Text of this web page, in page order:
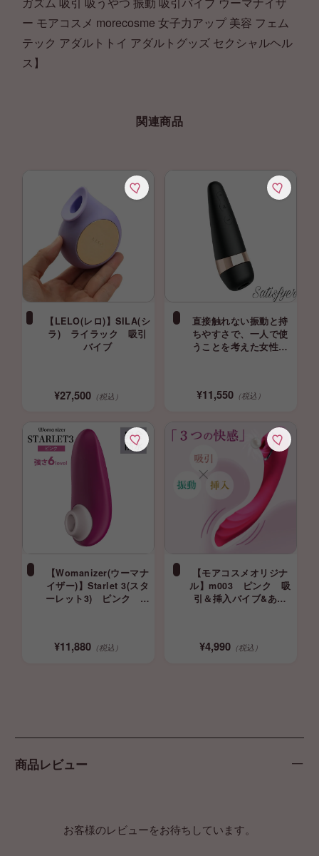
ー モアコスメ morecosme 女子力アップ 美容 フェム
テック アダルトトイ アダルトグッズ セクシャルヘル
ス】
関連商品
【LELO(レロ)】SILA(シ
ラ) ライラック 吸引
バイブ
¥27,500（税込）
直接触れない振動と持
ちやすさで、一人で使
うことを考えた女性専
ルフプレジャー 完全防
¥11,550 （税込）
【Womanizer(ウーマナ
イザー)】Starlet 3(スタ
ーレット3) ピンク 吸
¥11,880（税込）
【モアコスメオリジナ
ル】m003 ピンク 吸
引＆挿入バイブ&あて
¥4,990 （税込）
商品レビュー
お客様のレビューをお待ちしています。